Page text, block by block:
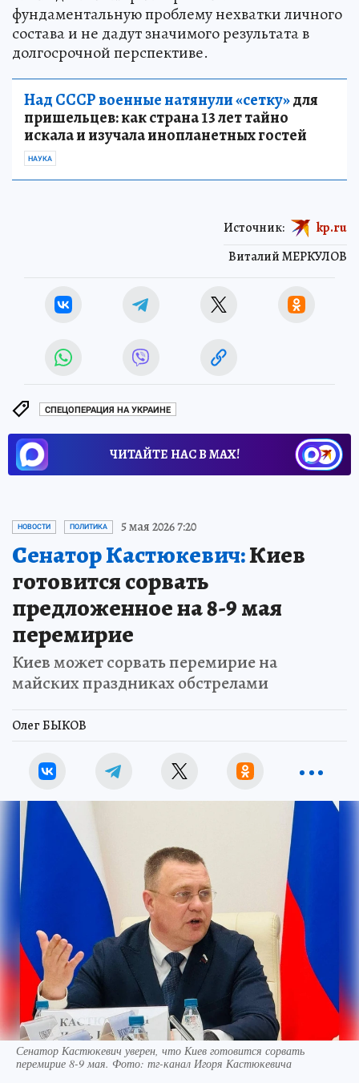
фундаментальную проблему нехватки личного
состава и не дадут значимого результата в
долгосрочной перспективе.
Над СССР военные натянули «сетку»для
пришельцев: как страна 13 лет тайно
искала и изучала инопланетных гостей
НАУКА
Виталий МЕРКУЛОВ
Источник: kp.ru
СПЕЦОПЕРАЦИЯ НА УКРАИНЕ
ЧИТАЙТЕ НАС В МАХ!
НОВОСТИ ПОЛИТИКА 5 мая 2026 7:20
Сенатор Кастюкевич:Киев
готовится сорвать
предложенное на 8-9 мая
перемирие
Киев может сорвать перемирие на
майских праздниках обстрелами
Олег БЫКОВ
Сенатор Кастюкевич уверен, что Киев готовится сорвать
перемирие 8-9 мая. Фото: тг-канал Игоря Кастюкевича